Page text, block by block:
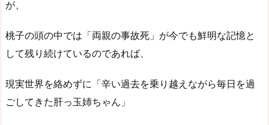
が、
桃子の頭の中では「両親の事故死」が今でも鮮明な記憶と
して残り続けているのであれば、
現実世界を絡めずに「辛い過去を乗り越えながら毎日を過
ごしてきた肝っ玉姉ちゃん」